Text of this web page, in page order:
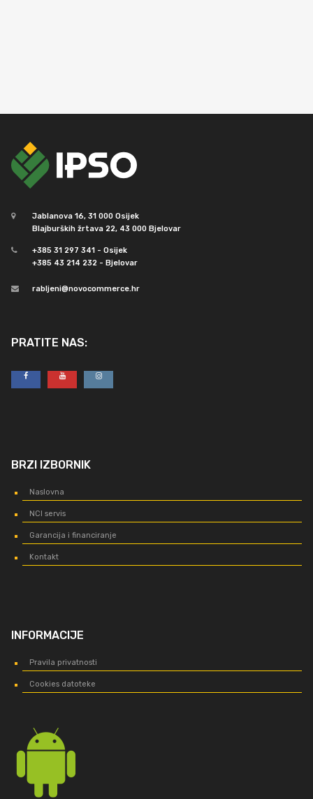
Jablanova 16, 31 000 Osijek
Blajburških žrtava 22, 43 000 Bjelovar
+385 31 297 341 - Osijek
+385 43 214 232 - Bjelovar
rabljeni@novocommerce.hr
PRATITE NAS:
BRZI IZBORNIK
Naslovna
NCI servis
Garancija i financiranje
Kontakt
INFORMACIJE
Pravila privatnosti
Cookies datoteke